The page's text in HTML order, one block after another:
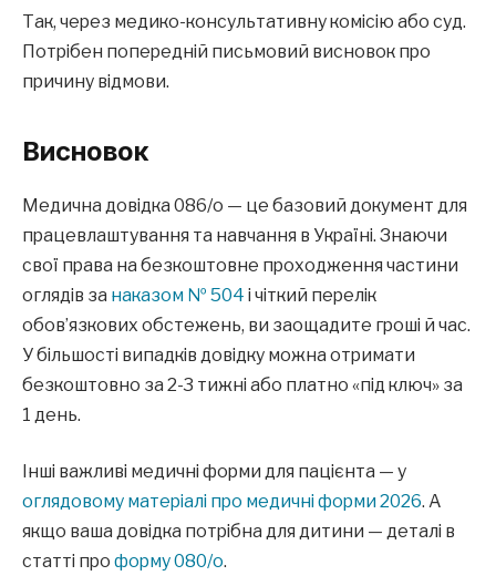
Так, через медико-консультативну комісію або суд.
Потрібен попередній письмовий висновок про
причину відмови.
Висновок
Медична довідка 086/о — це базовий документ для
працевлаштування та навчання в Україні. Знаючи
свої права на безкоштовне проходження частини
оглядів за наказом № 504 і чіткий перелік
обов’язкових обстежень, ви заощадите гроші й час.
У більшості випадків довідку можна отримати
безкоштовно за 2-3 тижні або платно «під ключ» за
1 день.
Інші важливі медичні форми для пацієнта — у
оглядовому матеріалі про медичні форми 2026. А
якщо ваша довідка потрібна для дитини — деталі в
статті про форму 080/о.